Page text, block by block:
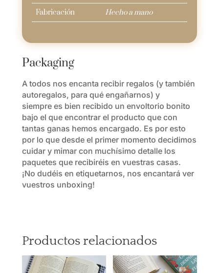
Fabricación Hecho a mano
Packaging
A todos nos encanta recibir regalos (y también
autoregalos, para qué engañarnos) y
siempre es bien recibido un envoltorio bonito
bajo el que encontrar el producto que con
tantas ganas hemos encargado. Es por esto
por lo que desde el primer momento decidimos
cuidar y mimar con muchísimo detalle los
paquetes que recibiréis en vuestras casas.
¡No dudéis en etiquetarnos, nos encantará ver
vuestros unboxing!
Productos relacionados